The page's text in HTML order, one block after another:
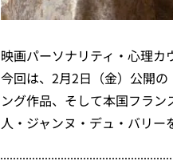
映画パーソナリティ・心理カ
今回は、2月2日（金）公開
ング作品、そして本国フラ
人・ジャンヌ・デュ・バリー